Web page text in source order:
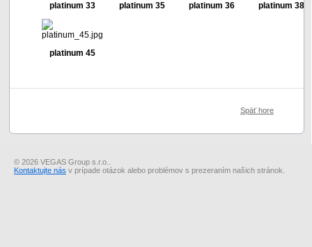
platinum 33 platinum 35 platinum 36 platinum 38
platinum 45
Späť hore
© 2026 VEGAS Group s.r.o..
Kontaktujte nás v prípade otázok alebo problémov s prezeraním našich stránok.